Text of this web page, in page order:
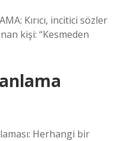
Kırıcı, incitici sözler
kişi: “Kesmeden
Herhangi bir